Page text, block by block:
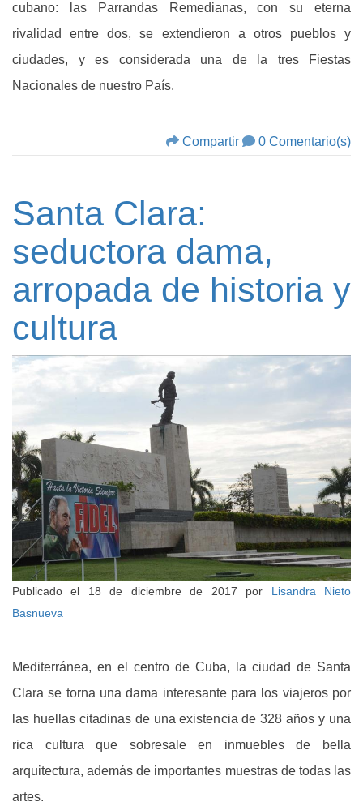
cubano: las Parrandas Remedianas, con su eterna
rivalidad entre dos, se extendieron a otros pueblos y
ciudades, y es considerada una de la tres Fiestas
Nacionales de nuestro País.
Compartir 0 Comentario(s)
Santa Clara:
seductora dama,
arropada de historia y
cultura
Publicado el 18 de diciembre de 2017 por
Lisandra Nieto
Basnueva
Mediterránea, en el centro de Cuba, la ciudad de Santa
Clara se torna una dama interesante para los viajeros por
las huellas citadinas de una existencia de 328 años y una
rica cultura que sobresale en inmuebles de bella
arquitectura, además de importantes muestras de todas las
artes.